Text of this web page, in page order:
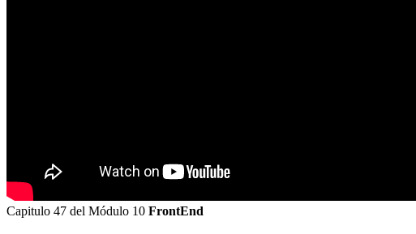
Capitulo 47 del Módulo 10 FrontEnd